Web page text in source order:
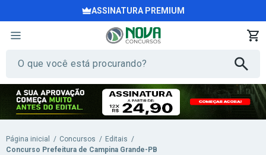
ASSINATURA PREMIUM
Página inicial / Concursos / Editais /
Concurso Prefeitura de Campina Grande-PB